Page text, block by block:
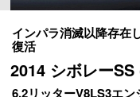
インパラ消滅以降存在
復活
2014 シボレー
6.2リッターV8LS3エン